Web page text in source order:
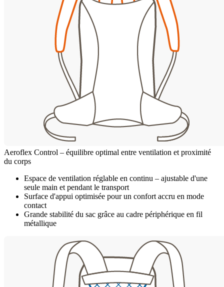
Aeroflex Control – équilibre optimal entre ventilation et proximité
du corps
Espace de ventilation réglable en continu – ajustable d'une
seule main et pendant le transport
Surface d'appui optimisée pour un confort accru en mode
contact
Grande stabilité du sac grâce au cadre périphérique en fil
métallique